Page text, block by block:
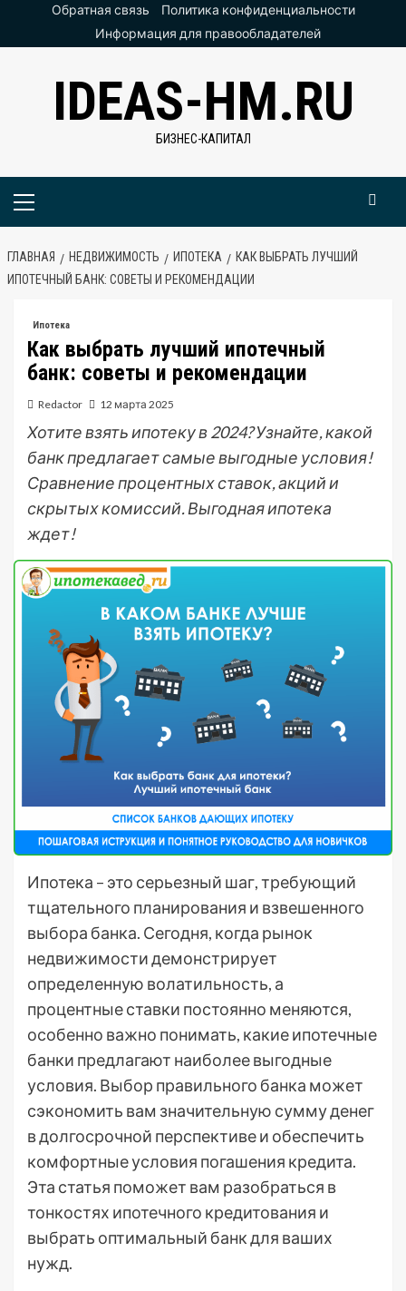
ПерейтиОбратная связь
Политика конфиденциальности
Информация для правообладателей
IDEAS-HM.RU
БИЗНЕС-КАПИТАЛ
Основное
ГЛАВНАЯ НЕДВИЖИМОСТЬ ИПОТЕКА
КАК ВЫБРАТЬ ЛУЧШИЙ
ИПОТЕЧНЫЙ БАНК: СОВЕТЫ И РЕКОМЕНДАЦИИ
Ипотека
Как выбрать лучший ипотечный
банк: советы и рекомендации
Redactor 12 марта 2025
Хотите взять ипотеку в 2024? Узнайте, какой
банк предлагает самые выгодные условия!
Сравнение процентных ставок, акций и
скрытых комиссий. Выгодная ипотека
ждет!
Ипотека – это серьезный шаг, требующий
тщательного планирования и взвешенного
выбора банка. Сегодня, когда рынок
недвижимости демонстрирует
определенную волатильность, а
процентные ставки постоянно меняются,
особенно важно понимать, какие ипотечные
банки предлагают наиболее выгодные
условия. Выбор правильного банка может
сэкономить вам значительную сумму денег
в долгосрочной перспективе и обеспечить
комфортные условия погашения кредита.
Эта статья поможет вам разобраться в
тонкостях ипотечного кредитования и
выбрать оптимальный банк для ваших
нужд.